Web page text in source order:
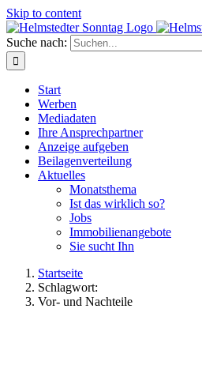
Skip to content
Suche nach:
Start
Werben
Mediadaten
Ihre Ansprechpartner
Anzeige aufgeben
Beilagenverteilung
Aktuelles
Monatsthema
Ist das wirklich so?
Jobs
Immobilienangebote
Sie sucht Ihn
Startseite
Schlagwort:
Vor- und Nachteile